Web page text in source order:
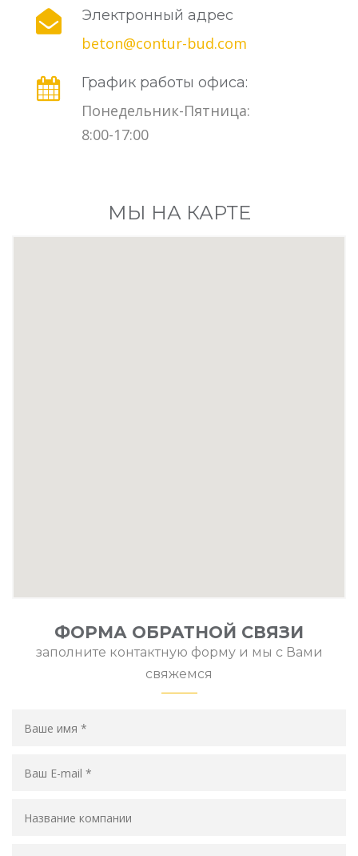
Электронный адрес
beton@contur-bud.com
График работы офиса:
Понедельник-Пятница:
8:00-17:00
МЫ НА КАРТЕ
ФОРМА ОБРАТНОЙ СВЯЗИ
заполните контактную форму и мы с Вами
свяжемся